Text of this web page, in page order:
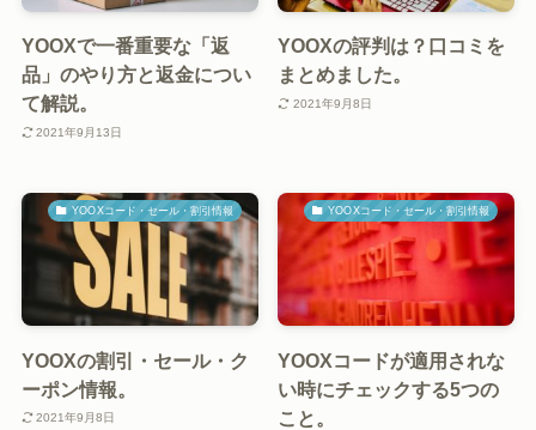
YOOXで一番重要な「返
品」のやり方と返金につい
て解説。
2021年9月13日
YOOXの評判は？口コミを
まとめました。
2021年9月8日
YOOXコード・セール・割引情報
YOOXの割引・セール・ク
ーポン情報。
2021年9月8日
YOOXコード・セール・割引情報
YOOXコードが適用されな
い時にチェックする5つの
こと。